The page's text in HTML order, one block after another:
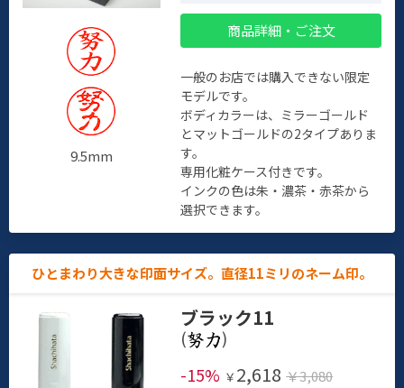
9.5mm
商品詳細・ご注文
一般のお店では購入できない限定
モデルです。
ボディカラーは、ミラーゴールド
とマットゴールドの2タイプありま
す。
専用化粧ケース付きです。
インクの色は朱・濃茶・赤茶から
選択できます。
ひとまわり大きな印面サイズ。直径11ミリのネーム印。
ブラック11
(
)
-15% ￥ 2,618 ￥3,080